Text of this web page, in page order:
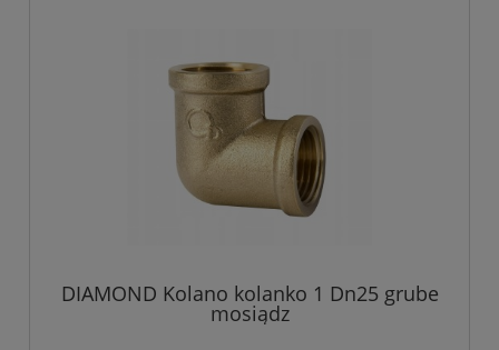
DIAMOND Kolano kolanko 1 Dn25 grube
mosiądz